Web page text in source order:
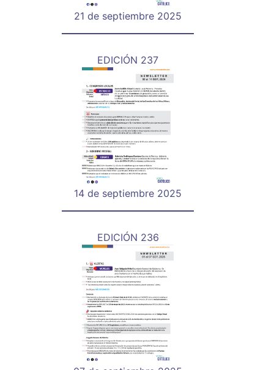
21 de septiembre 2025
EDICIÓN 237
14 de septiembre 2025
EDICIÓN 236